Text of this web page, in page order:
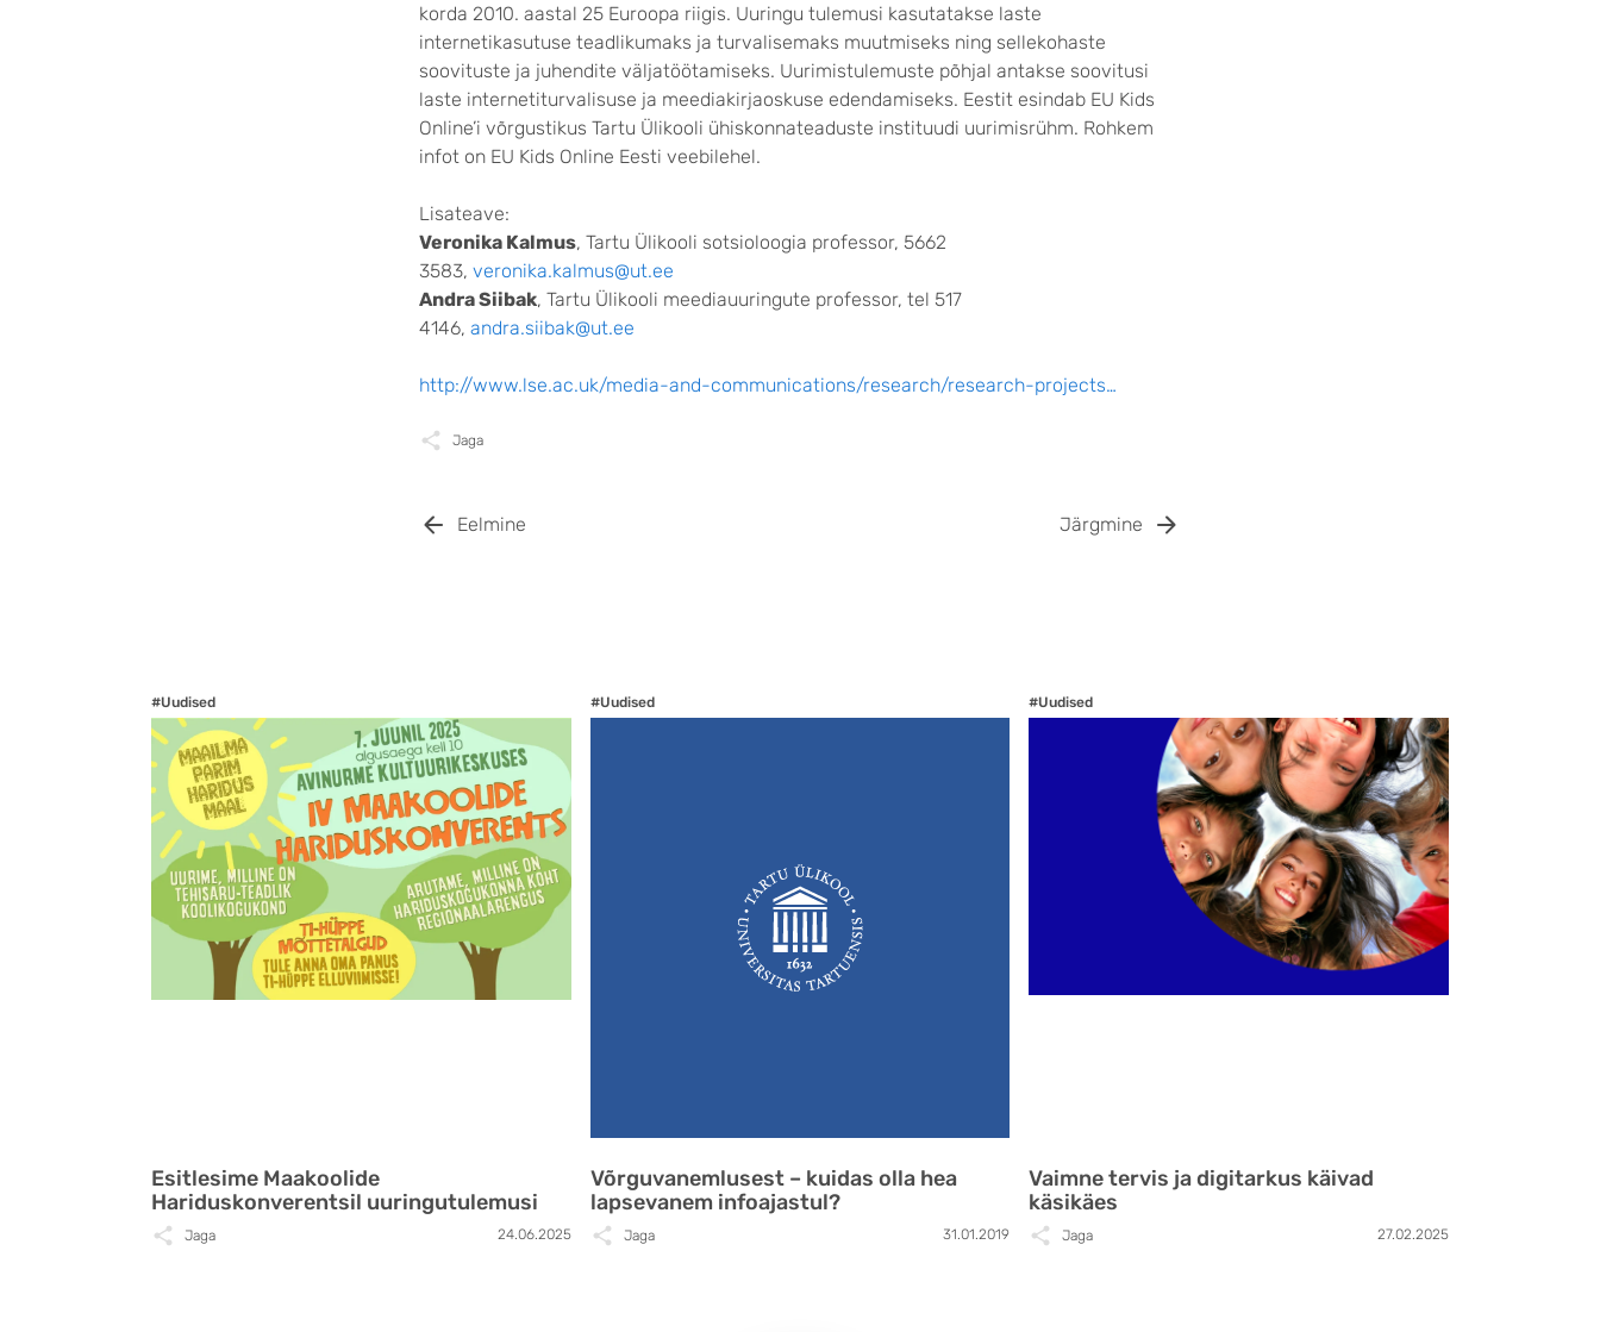
korda 2010. aastal 25 Euroopa riigis. Uuringu tulemusi kasutatakse laste
internetikasutuse teadlikumaks ja turvalisemaks muutmiseks ning sellekohaste
soovituste ja juhendite väljatöötamiseks. Uurimistulemuste põhjal antakse soovitusi
laste internetiturvalisuse ja meediakirjaoskuse edendamiseks. Eestit esindab EU Kids
Online’i võrgustikus Tartu Ülikooli ühiskonnateaduste instituudi uurimisrühm. Rohkem
infot on EU Kids Online Eesti veebilehel.
Lisateave:
Veronika Kalmus, Tartu Ülikooli sotsioloogia professor, 5662
3583, veronika.kalmus@ut.ee
Andra Siibak, Tartu Ülikooli meediauuringute professor, tel 517
4146, andra.siibak@ut.ee
http://www.lse.ac.uk/media-and-communications/research/research-projects…
Jaga
Eelmine Järgmine
#Uudised
Esitlesime Maakoolide
Hariduskonverentsil uuringutulemusi
Jaga 24.06.2025
#Uudised
Võrguvanemlusest – kuidas olla hea
lapsevanem infoajastul?
Jaga 31.01.2019
#Uudised
Vaimne tervis ja digitarkus käivad
käsikäes
Jaga 27.02.2025